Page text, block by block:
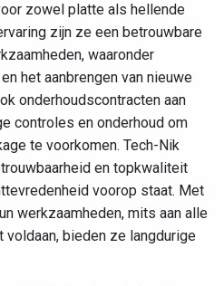
zowel platte als hellende
zijn ze een betrouwbare
waaronder
het aanbrengen van nieuwe
onderhoudscontracten aan
controles en onderhoud om
te voorkomen. Tech-Nik
en topkwaliteit
voorop staat. Met
werkzaamheden, mits aan alle
bieden ze langdurige